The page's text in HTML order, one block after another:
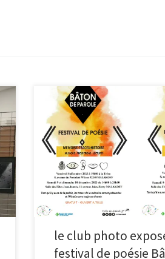
Cette année le festival se tiendra
décembre, autour du thème
Histoires, au préau fermé de
télécharger le programme
le club photo
festival de poésie